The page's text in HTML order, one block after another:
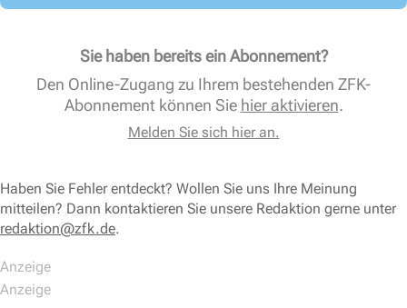
Sie haben bereits ein Abonnement?
Den Online-Zugang zu Ihrem bestehenden ZFK-
Abonnement können Sie hier aktivieren.
Melden Sie sich hier an.
Haben Sie Fehler entdeckt? Wollen Sie uns Ihre Meinung
mitteilen? Dann kontaktieren Sie unsere Redaktion gerne unter
redaktion@zfk.de.